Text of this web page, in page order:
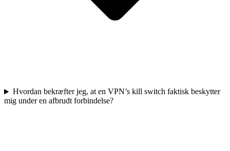
Hvordan bekræfter jeg, at en VPN’s kill switch faktisk beskytter
mig under en afbrudt forbindelse?